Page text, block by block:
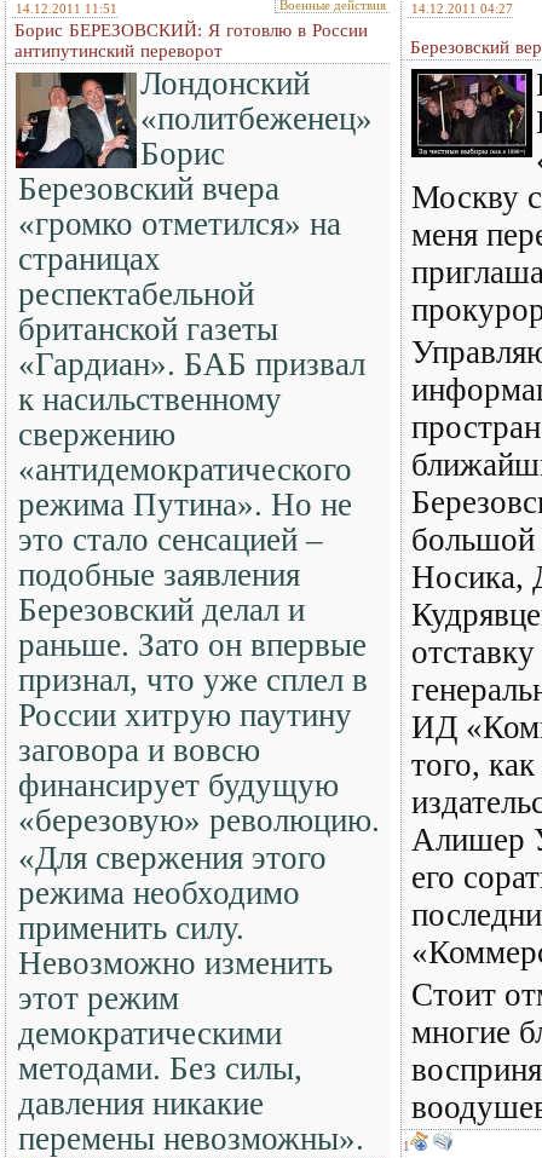
14.12.2011 11:51 Военные действия
Борис БЕРЕЗОВСКИЙ: Я готовлю в России
антипутинский переворот
Лондонский
«политбеженец»
Борис
Березовский вчера
«громко отметился» на
страницах
респектабельной
британской газеты
«Гардиан». БАБ призвал
к насильственному
свержению
«антидемократического
режима Путина». Но не
это стало сенсацией –
подобные заявления
Березовский делал и
раньше. Зато он впервые
признал, что уже сплел в
России хитрую паутину
заговора и вовсю
финансирует будущую
«березовую» революцию.
«Для свержения этого
режима необходимо
применить силу.
Невозможно изменить
этот режим
демократическими
методами. Без силы,
давления никакие
перемены невозможны».
14.12.2011 04:27
Березовский
Москву
меня
большой
Носика,
ИД
того,
Алишер
его
Стоит
многие
1